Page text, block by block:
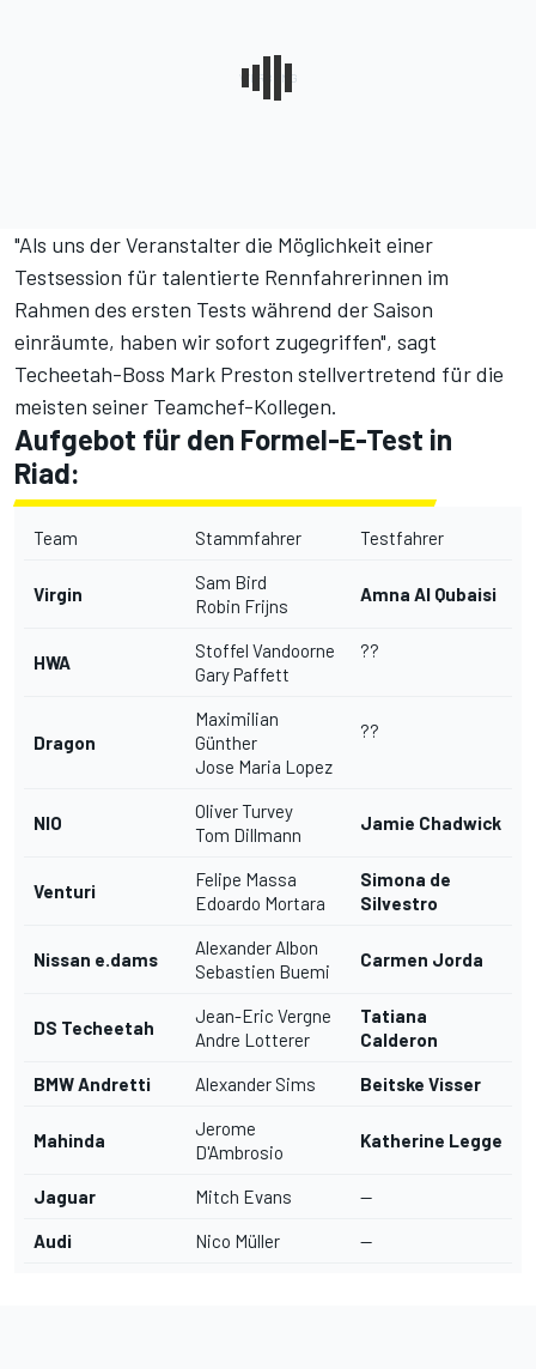
"Als uns der Veranstalter die Möglichkeit einer
Testsession für talentierte Rennfahrerinnen im
Rahmen des ersten Tests während der Saison
einräumte, haben wir sofort zugegriffen", sagt
Techeetah-Boss Mark Preston stellvertretend für die
meisten seiner Teamchef-Kollegen.
Aufgebot für den Formel-E-Test in
Riad:
Team Stammfahrer Testfahrer
Virgin
Sam Bird
Robin Frijns
Amna Al Qubaisi
HWA
Stoffel Vandoorne
Gary Paffett
??
Dragon
Maximilian
Günther
Jose Maria Lopez
??
NIO
Oliver Turvey
Tom Dillmann
Jamie Chadwick
Venturi
Felipe Massa
Edoardo Mortara
Simona de
Silvestro
Nissan e.dams
Alexander Albon
Sebastien Buemi
Carmen Jorda
DS Techeetah
Jean-Eric Vergne
Andre Lotterer
Tatiana
Calderon
BMW Andretti Alexander Sims Beitske Visser
Mahinda
Jerome
D'Ambrosio
Katherine Legge
Jaguar Mitch Evans --
Audi Nico Müller --